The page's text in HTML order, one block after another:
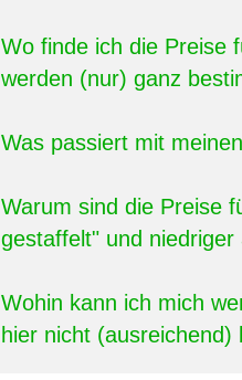
Wo finde ich die Preise
werden (nur) ganz
Was passiert mit
Warum sind die Preise
gestaffelt" und
Wohin kann ich mich
hier nicht